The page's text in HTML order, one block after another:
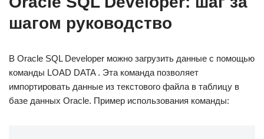
шагом руководство
В Oracle SQL Developer можно загрузить данные с помощью
команды LOAD DATA . Эта команда позволяет
импортировать данные из текстового файла в таблицу в
базе данных Oracle. Пример использования команды: